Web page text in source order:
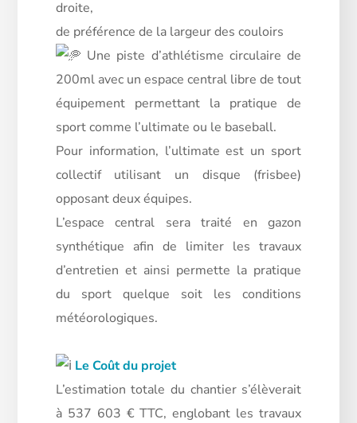
droite,
de préférence de la largeur des couloirs
Une piste d’athlétisme circulaire de
200ml avec un espace central libre de tout
équipement permettant la pratique de
sport comme l’ultimate ou le baseball.
Pour information, l’ultimate est un sport
collectif utilisant un disque (frisbee)
opposant deux équipes.
L’espace central sera traité en gazon
synthétique afin de limiter les travaux
d’entretien et ainsi permette la pratique
du sport quelque soit les conditions
météorologiques.
Le Coût du projet
L’estimation totale du chantier s’élèverait
à 537 603 € TTC, englobant les travaux